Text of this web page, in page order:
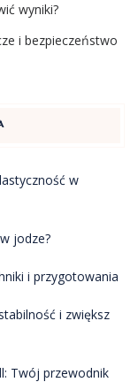
wyniki?
i bezpieczeństwo
w
jodze?
i przygotowania
i zwiększ
Twój przewodnik